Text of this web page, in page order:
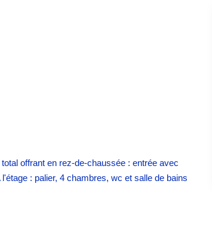
offrant en rez-de-chaussée : entrée avec
: palier, 4 chambres, wc et salle de bains